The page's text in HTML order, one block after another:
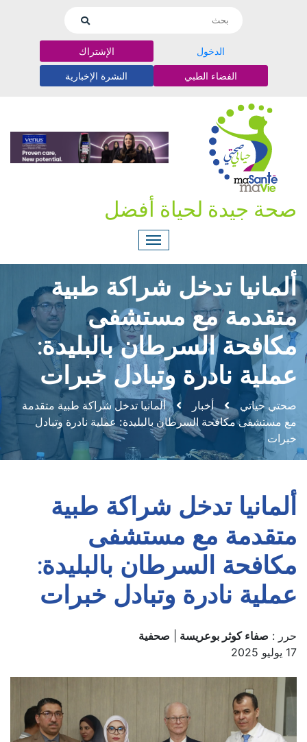
الدخول الإشتراك
الفضاء الطبي النشرة الإخبارية
صحة جيدة لحياة أفضل
ألمانيا تدخل شراكة طبية
متقدمة مع مستشفى
مكافحة السرطان بالبليدة:
عملية نادرة وتبادل خبرات
صحتي حياتي أخبار
ألمانيا تدخل شراكة طبية متقدمة
مع مستشفى مكافحة السرطان بالبليدة: عملية نادرة وتبادل
خبرات
ألمانيا تدخل شراكة طبية
متقدمة مع مستشفى
مكافحة السرطان بالبليدة:
عملية نادرة وتبادل خبرات
حرر : صفاء كوثر بوعريسة
صحفية
17 يوليو 2025